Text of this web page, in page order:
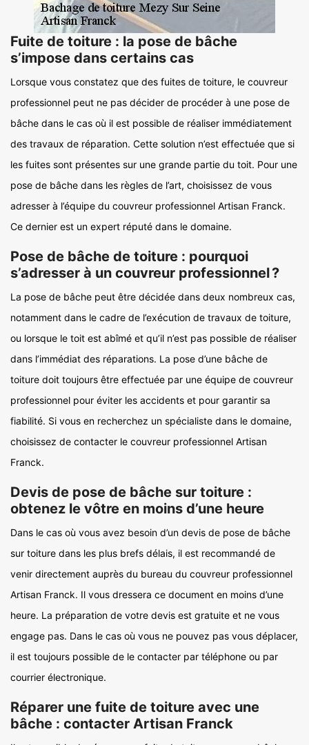
Fuite de toiture : la pose de bâche
s’impose dans certains cas
Lorsque vous constatez que des fuites de toiture, le couvreur
professionnel peut ne pas décider de procéder à une pose de
bâche dans le cas où il est possible de réaliser immédiatement
des travaux de réparation. Cette solution n’est effectuée que si
les fuites sont présentes sur une grande partie du toit. Pour une
pose de bâche dans les règles de l’art, choisissez de vous
adresser à l’équipe du couvreur professionnel Artisan Franck.
Ce dernier est un expert réputé dans le domaine.
Pose de bâche de toiture : pourquoi
s’adresser à un couvreur professionnel ?
La pose de bâche peut être décidée dans deux nombreux cas,
notamment dans le cadre de l’exécution de travaux de toiture,
ou lorsque le toit est abîmé et qu’il n’est pas possible de réaliser
dans l’immédiat des réparations. La pose d’une bâche de
toiture doit toujours être effectuée par une équipe de couvreur
professionnel pour éviter les accidents et pour garantir sa
fiabilité. Si vous en recherchez un spécialiste dans le domaine,
choisissez de contacter le couvreur professionnel Artisan
Franck.
Devis de pose de bâche sur toiture :
obtenez le vôtre en moins d’une heure
Dans le cas où vous avez besoin d’un devis de pose de bâche
sur toiture dans les plus brefs délais, il est recommandé de
venir directement auprès du bureau du couvreur professionnel
Artisan Franck. Il vous dressera ce document en moins d’une
heure. La préparation de votre devis est gratuite et ne vous
engage pas. Dans le cas où vous ne pouvez pas vous déplacer,
il est toujours possible de le contacter par téléphone ou par
courrier électronique.
Réparer une fuite de toiture avec une
bâche : contacter Artisan Franck